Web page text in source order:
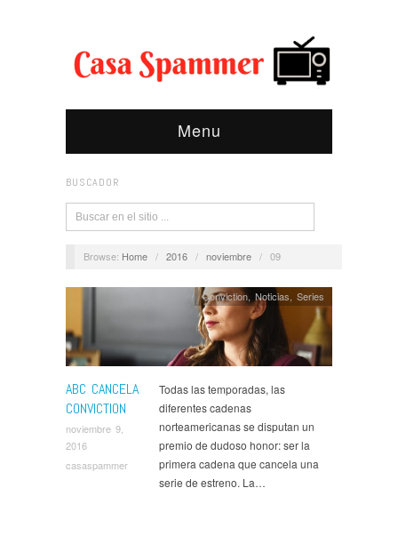
Menu
BUSCADOR
Browse: Home / 2016 / noviembre / 09
ABC CANCELA
CONVICTION
noviembre 9,
2016
casaspammer
Conviction,Noticias,Series
Todas las temporadas, las
diferentes cadenas
norteamericanas se disputan un
premio de dudoso honor: ser la
primera cadena que cancela una
serie de estreno. La…